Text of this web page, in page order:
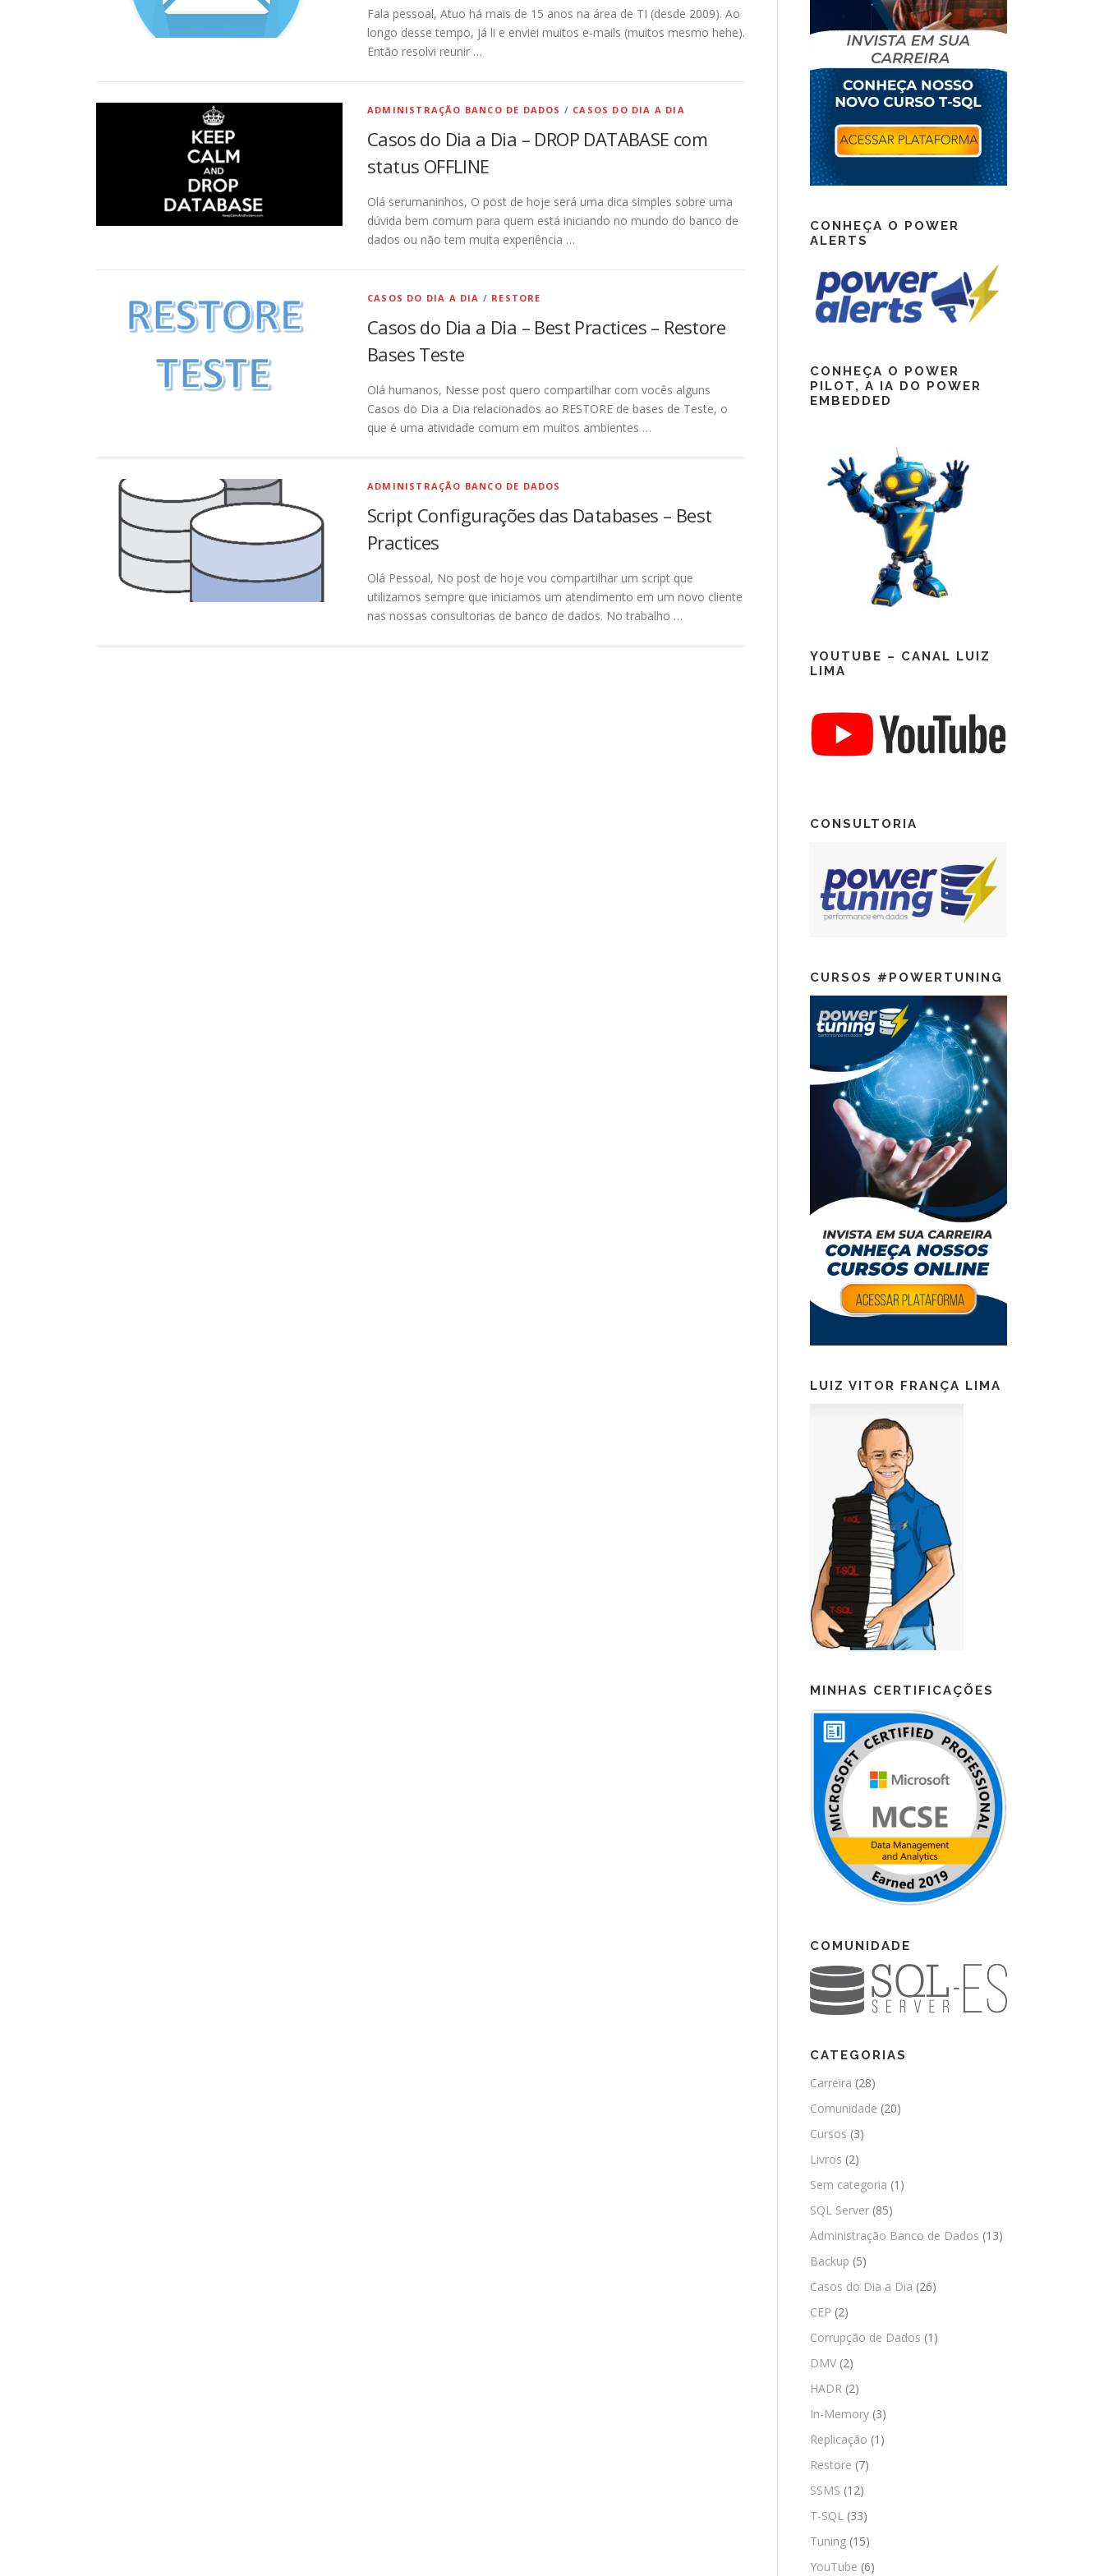
Fala pessoal, Atuo há mais de 15 anos na área de TI (desde 2009). Ao
longo desse tempo, já li e enviei muitos e-mails (muitos mesmo hehe).
Então resolvi reunir …
ADMINISTRAÇÃO BANCO DE DADOS / CASOS DO DIA A DIA
Casos do Dia a Dia – DROP DATABASE com
status OFFLINE
Olá serumaninhos, O post de hoje será uma dica simples sobre uma
dúvida bem comum para quem está iniciando no mundo do banco de
dados ou não tem muita experiência …
CASOS DO DIA A DIA / RESTORE
Casos do Dia a Dia – Best Practices – Restore
Bases Teste
Olá humanos, Nesse post quero compartilhar com vocês alguns
Casos do Dia a Dia relacionados ao RESTORE de bases de Teste, o
que é uma atividade comum em muitos ambientes …
ADMINISTRAÇÃO BANCO DE DADOS
Script Configurações das Databases – Best
Practices
Olá Pessoal, No post de hoje vou compartilhar um script que
utilizamos sempre que iniciamos um atendimento em um novo cliente
nas nossas consultorias de banco de dados. No trabalho …
CONHEÇA O POWER
ALERTS
CONHEÇA O POWER
PILOT, A IA DO POWER
EMBEDDED
YOUTUBE – CANAL LUIZ
LIMA
CONSULTORIA
CURSOS #POWERTUNING
LUIZ VITOR FRANÇA LIMA
MINHAS CERTIFICAÇÕES
COMUNIDADE
CATEGORIAS
Carreira (28)
Comunidade (20)
Cursos (3)
Livros (2)
Sem categoria (1)
SQL Server (85)
Administração Banco de Dados (13)
Backup (5)
Casos do Dia a Dia (26)
CEP (2)
Corrupção de Dados (1)
DMV (2)
HADR (2)
In-Memory (3)
Replicação (1)
Restore (7)
SSMS (12)
T-SQL (33)
Tuning (15)
YouTube (6)